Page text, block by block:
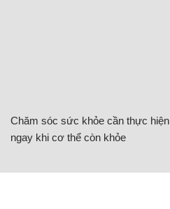
Chăm sóc sức khỏe cần thực hiện
ngay khi cơ thể còn khỏe